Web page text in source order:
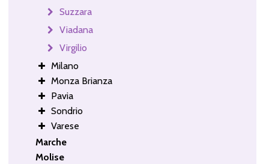
Suzzara
Viadana
Virgilio
Milano
Monza Brianza
Pavia
Sondrio
Varese
Marche
Molise